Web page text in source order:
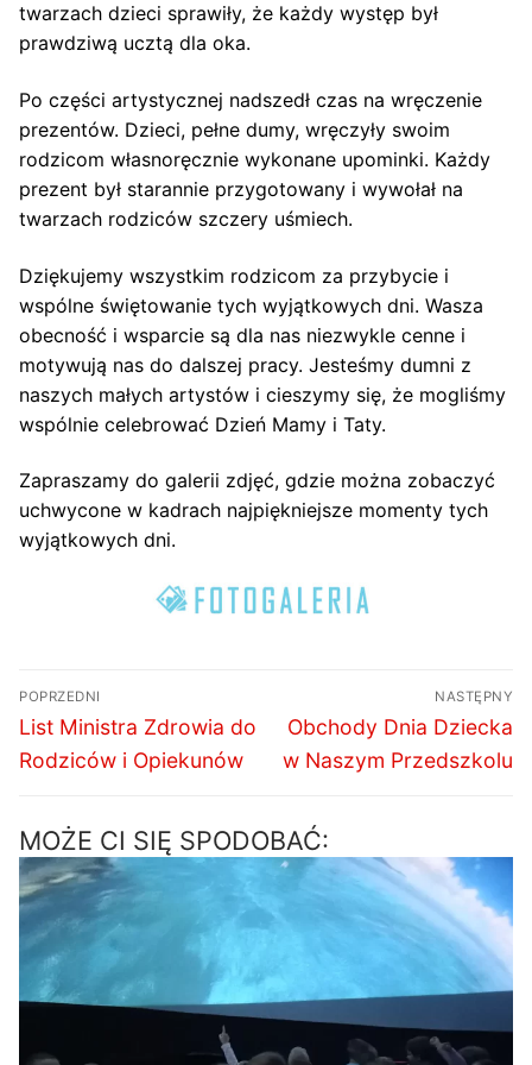
twarzach dzieci sprawiły, że każdy występ był
prawdziwą ucztą dla oka.
Po części artystycznej nadszedł czas na wręczenie
prezentów. Dzieci, pełne dumy, wręczyły swoim
rodzicom własnoręcznie wykonane upominki. Każdy
prezent był starannie przygotowany i wywołał na
twarzach rodziców szczery uśmiech.
Dziękujemy wszystkim rodzicom za przybycie i
wspólne świętowanie tych wyjątkowych dni. Wasza
obecność i wsparcie są dla nas niezwykle cenne i
motywują nas do dalszej pracy. Jesteśmy dumni z
naszych małych artystów i cieszymy się, że mogliśmy
wspólnie celebrować Dzień Mamy i Taty.
Zapraszamy do galerii zdjęć, gdzie można zobaczyć
uchwycone w kadrach najpiękniejsze momenty tych
wyjątkowych dni.
Nawigacja
wpisu
POPRZEDNI
Poprzedni
wpis:
List Ministra Zdrowia do
Rodziców i Opiekunów
NASTĘPNY
Następny
wpis:
Obchody Dnia Dziecka
w Naszym Przedszkolu
MOŻE CI SIĘ SPODOBAĆ: